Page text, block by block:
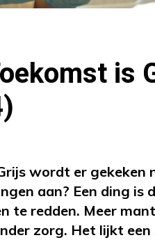
is
wordt er gekeken
aan? Een ding is
te redden. Meer
zorg. Het lijkt